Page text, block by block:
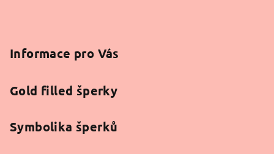
Informace pro Vás
Gold filled šperky
Symbolika šperků